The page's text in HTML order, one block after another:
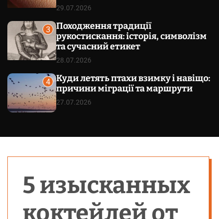
29.07.2026
3
Походження традиції
рукостискання: історія, символізм
та сучасний етикет
28.07.2026
4
Куди летять птахи взимку і навіщо:
причини міграції та маршрути
27.07.2026
5 изысканных
коктейлей от